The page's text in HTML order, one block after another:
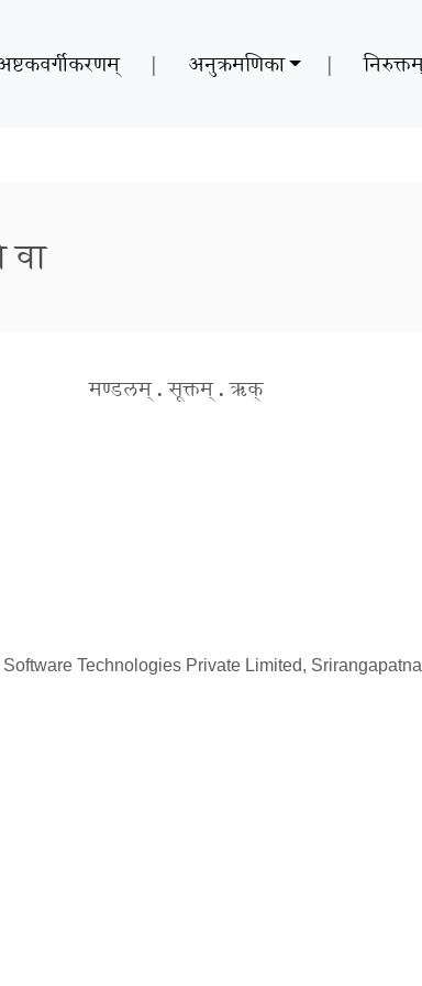
| अनुक्रमणिका |
वा
मण्डलम् . सूक्तम् . ऋक्
Technologies Private Limited,